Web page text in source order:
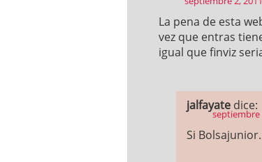
La pena de esta
vez que entras
igual que finviz
jalfayate dice:
septiembre
Si